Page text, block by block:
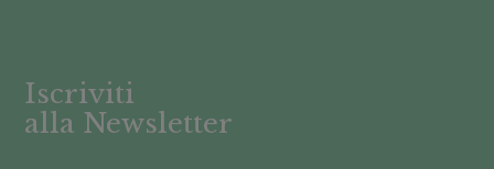
Iscriviti
alla Newsletter